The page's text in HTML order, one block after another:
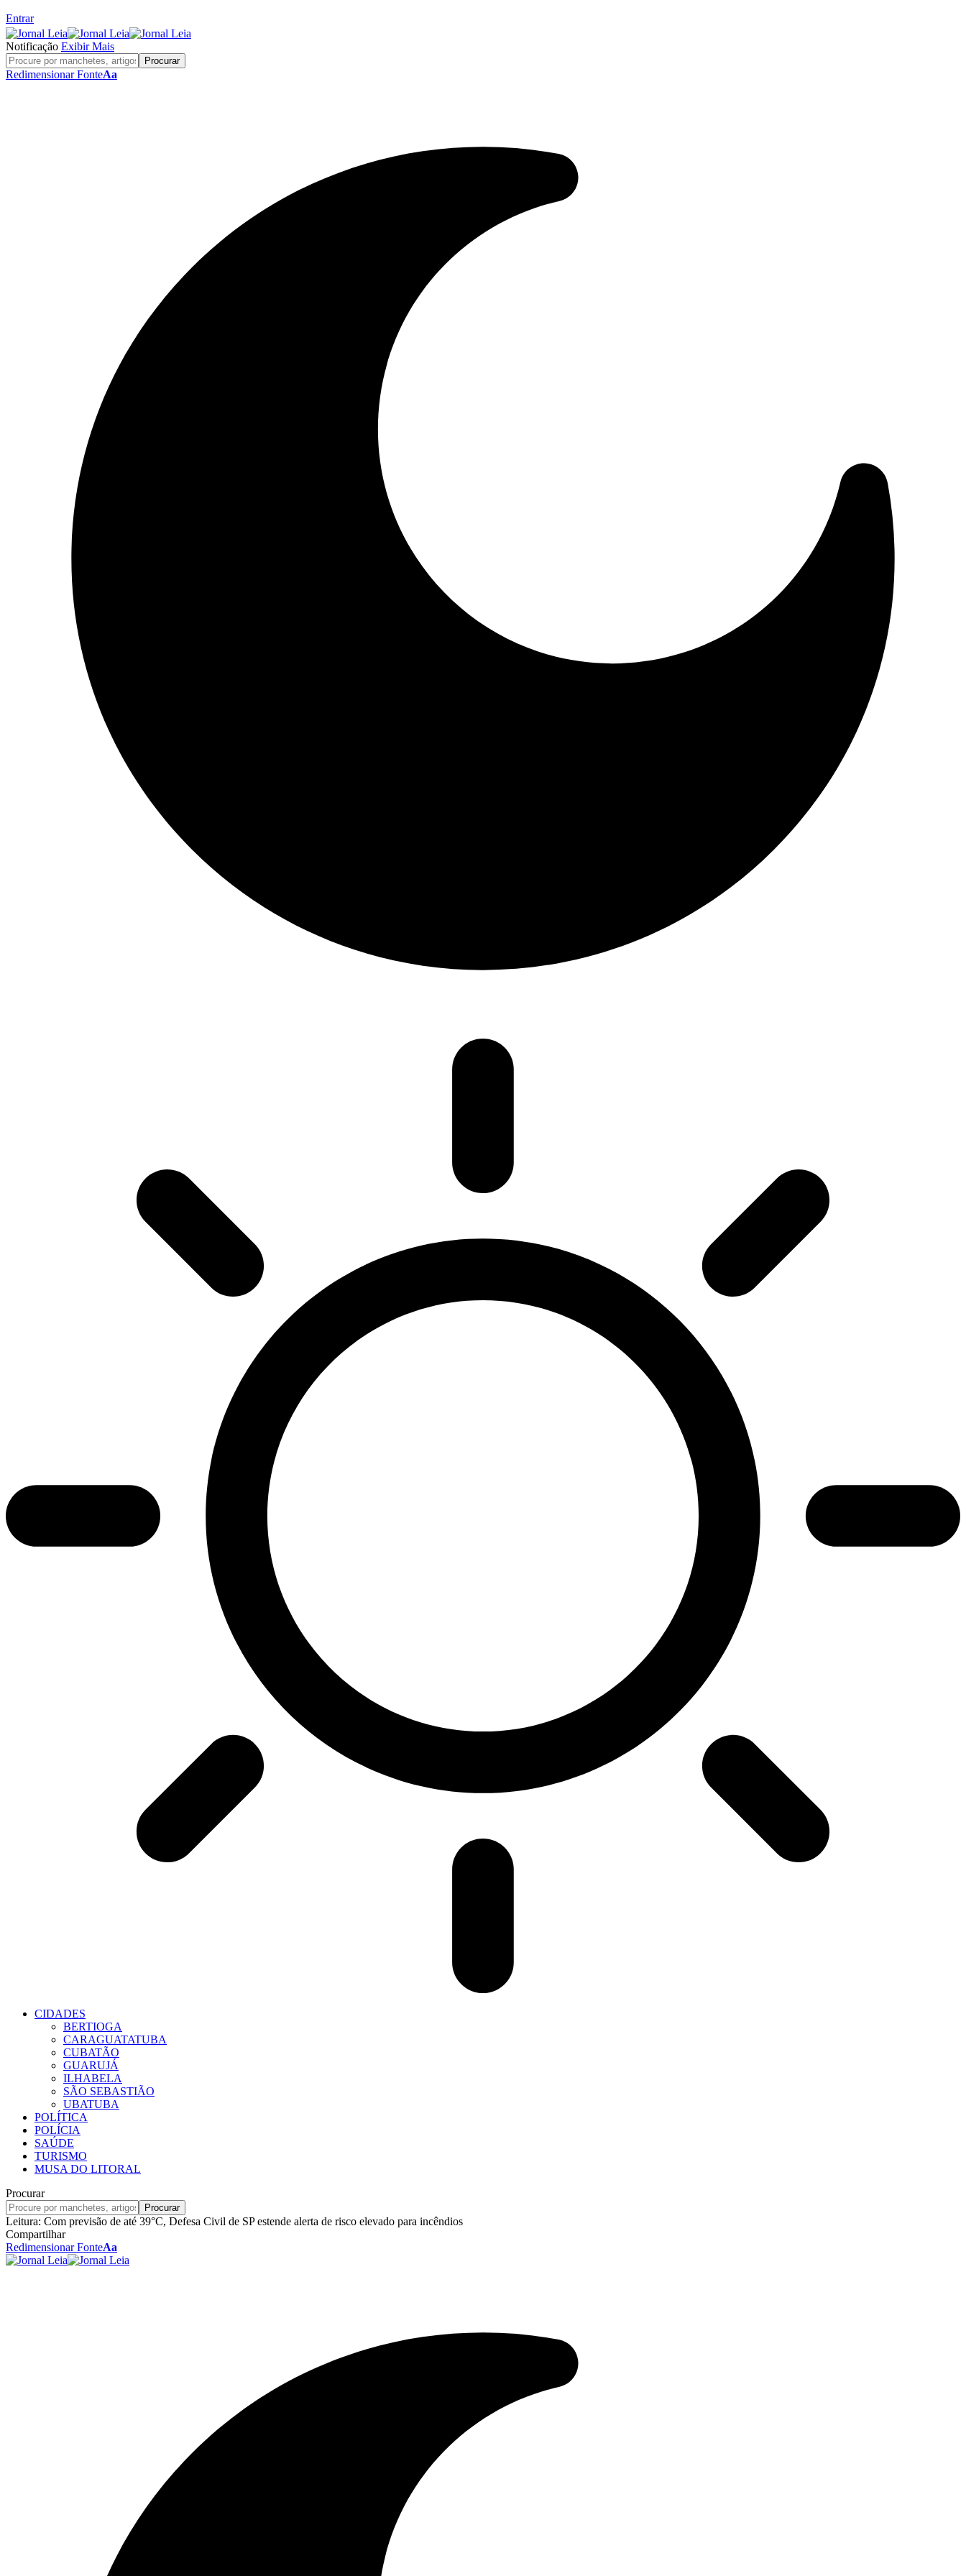
Entrar
Notificação Exibir Mais
Redimensionar FonteAa
CIDADES
BERTIOGA
CARAGUATATUBA
CUBATÃO
GUARUJÁ
ILHABELA
SÃO SEBASTIÃO
UBATUBA
POLÍTICA
POLÍCIA
SAÚDE
TURISMO
MUSA DO LITORAL
Procurar
Leitura: Com previsão de até 39°C, Defesa Civil de SP estende alerta de risco elevado para incêndios
Compartilhar
Redimensionar FonteAa